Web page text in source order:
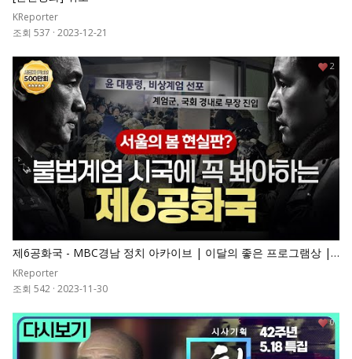
KReporter
조회 537 · 2023-12-21
제6공화국 - MBC경남 정치 아카이브 | 이달의 좋은 프로그램상 |
MBC 계열사 작품대회 금상 | 경남민주언론상 특별상
KReporter
조회 542 · 2023-11-30
2
0